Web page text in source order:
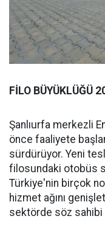
FİLO BÜYÜKLÜĞÜ
Şanlıurfa merkezli
önce faaliyete
sürdürüyor. Yeni
filosundaki otobüs
Türkiye'nin birçok
hizmet ağını
sektörde söz sahibi